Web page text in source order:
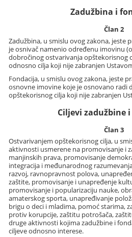
Zadužbina i
Član 2
Zadužbina, u smislu ovog zakona, jeste
je osnivač namenio određenu imovinu
dobročinog ostvarivanja opštekorisnog
odnosno cilja koji nije zabranjen
Fondacija, u smislu ovog zakona, jeste
osnovne imovine koje je osnovano radi
opštekorisnog cilja koji nije zabranjen
Ciljevi zadužbine
Član 3
Ostvarivanjem opštekorisnog cilja, u
aktivnosti usmerene na promovisanje i
manjinskih prava, promovisanje
integracija i međunarodnog
razvoj, ravnopravnost polova,
zaštite, promovisanje i unapređenje
promovisanje i popularizaciju nauke,
amaterskog sporta, unapređivanje
brigu o deci i mladima, pomoć starima,
protiv korupcije, zaštitu potrošača,
druge aktivnosti kojima zadužbine i
ciljeve odnosno interese.